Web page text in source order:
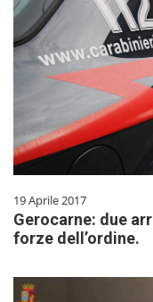
19 Aprile 2017
Gerocarne: due
forze dell’ordine.